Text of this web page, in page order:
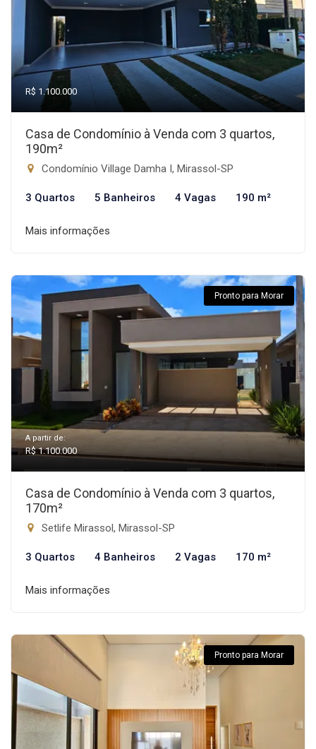
R$ 1.100.000
Casa de Condomínio à Venda com 3 quartos,
190m²
Condomínio Village Damha I, Mirassol-SP
3 Quartos 5 Banheiros 4 Vagas 190 m²
Mais informações
Pronto para Morar
A partir de:
R$ 1.100.000
Casa de Condomínio à Venda com 3 quartos,
170m²
Setlife Mirassol, Mirassol-SP
3 Quartos 4 Banheiros 2 Vagas 170 m²
Mais informações
Pronto para Morar